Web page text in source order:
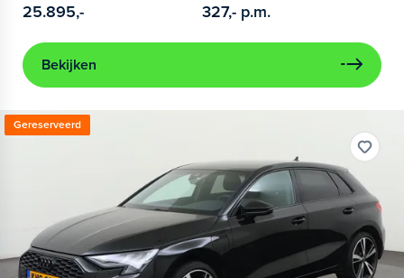
25.895,- 327,- p.m.
Bekijken
Gereserveerd